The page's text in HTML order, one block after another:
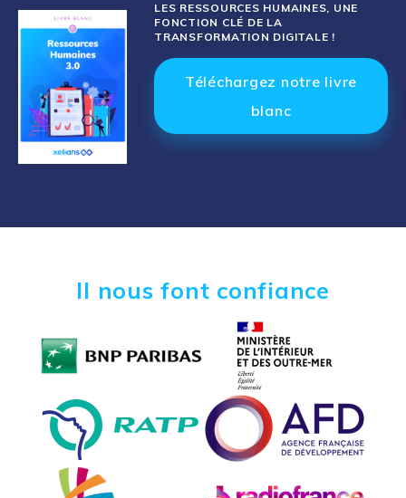
Pour en savoir +
LES RESSOURCES HUMAINES, UNE
FONCTION CLÉ DE LA
TRANSFORMATION DIGITALE !
Téléchargez notre livre
blanc
Il nous font confiance